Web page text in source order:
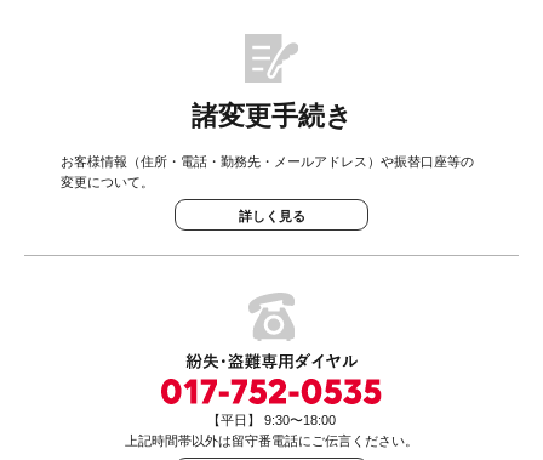
諸変更手続き
お客様情報（住所・電話・勤務先・メールアドレス）や振替口座等の
変更について。
詳しく見る
【平日】 9:30〜18:00
上記時間帯以外は留守番電話にご伝言ください。